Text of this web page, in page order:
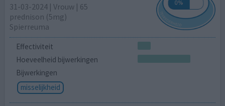
31-03-2024 | Vrouw | 65
prednison (5mg)
Spierreuma
Effectiviteit
Hoeveelheid bijwerkingen
Bijwerkingen
misselijkheid